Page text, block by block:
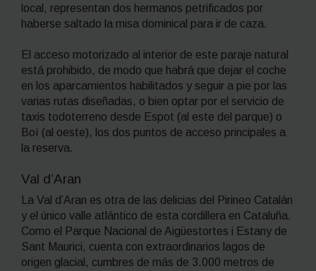
local, representan dos hermanos petrificados por
haberse saltado la misa dominical para ir de caza.
El acceso motorizado al interior de este paraje natural
está prohibido, de modo que habrá que dejar el coche
en los aparcamientos habilitados y seguir a pie por las
varias rutas diseñadas, o bien optar por el servicio de
taxis todoterreno desde Espot (al este del parque) o
Boí (al oeste), los dos puntos de acceso principales a
la reserva.
Val d’Aran
La Val d’Aran es otra de las delicias del Pirineo Catalán
y el único valle atlántico de esta cordillera en Cataluña.
Como el Parque Nacional de Aigüestortes i Estany de
Sant Maurici, cuenta con extraordinarios lagos de
origen glacial, cumbres de más de 3.000 metros de